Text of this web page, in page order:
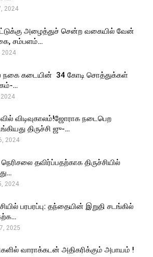
2024
அழைத்துச் சென்ற வகையில் வேன்
சம்பளம்…
2024
நகை கடையின் ₹ 34 கோடி சொத்துக்கள்
…
2024
விடிவுகாலம்!ஜோராக நடைபெற
திருச்சி ஜு-…
2024
தவிர்ப்பதற்காக திருச்சியில்
2024
பரபரப்பு: தந்தையின் இறுதி சடங்கில்
2025
வாராக்கடன் அதிகரிக்கும் அபாயம் !